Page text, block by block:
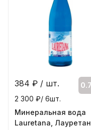
384 ₽ / шт.
2 300 ₽/ 6шт.
Минеральная вода
Lauretana,